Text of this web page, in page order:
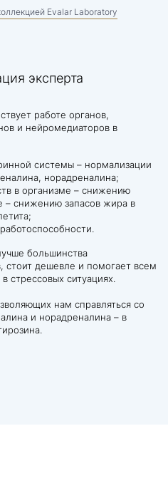
Evalar Laboratory
эксперта
работе органов,
и нейромедиаторов в
системы – нормализации
норадреналина;
в организме – снижению
– снижению запасов жира в
большинства
стоит дешевле и помогает всем
стрессовых ситуациях.
нам справляться со
и норадреналина – в